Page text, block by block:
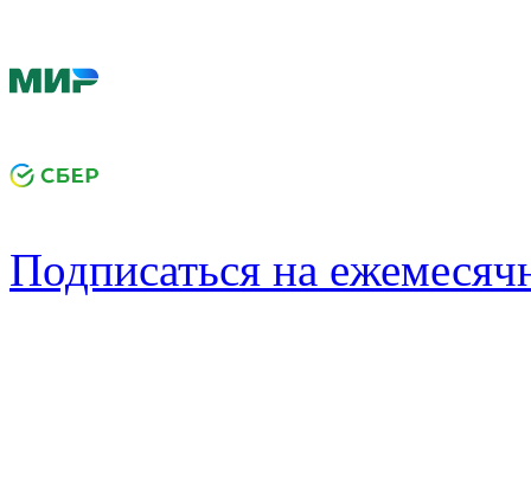
Подписаться на